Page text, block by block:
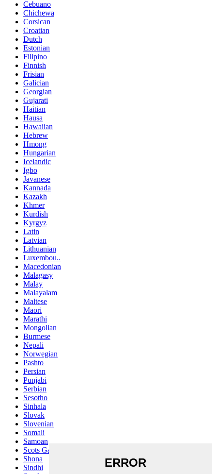
Cebuano
Chichewa
Corsican
Croatian
Dutch
Estonian
Filipino
Finnish
Frisian
Galician
Georgian
Gujarati
Haitian
Hausa
Hawaiian
Hebrew
Hmong
Hungarian
Icelandic
Igbo
Javanese
Kannada
Kazakh
Khmer
Kurdish
Kyrgyz
Latin
Latvian
Lithuanian
Luxembou..
Macedonian
Malagasy
Malay
Malayalam
Maltese
Maori
Marathi
Mongolian
Burmese
Nepali
Norwegian
Pashto
Persian
Punjabi
Serbian
Sesotho
Sinhala
Slovak
Slovenian
Somali
Samoan
Scots Gaelic
Shona
Sindhi